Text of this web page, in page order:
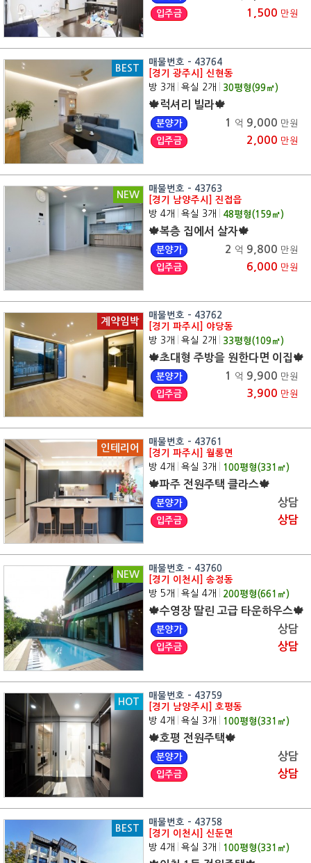
입주금
1,500 만원
BEST
매물번호 - 43764
[경기 광주시] 신현동
방 3개
욕실 2개 30평형(99㎡)
🍁럭셔리 빌라🍁
분양가 1 억 9,000 만원
입주금
2,000 만원
NEW
매물번호 - 43763
[경기 남양주시] 진접읍
방 4개
욕실 3개 48평형(159㎡)
🍁복층 집에서 살자🍁
분양가 2 억 9,800 만원
입주금
6,000 만원
계약임박
매물번호 - 43762
[경기 파주시] 야당동
방 3개
욕실 2개 33평형(109㎡)
🍁초대형 주방을 원한다면 이집🍁
분양가 1 억 9,900 만원
입주금
3,900 만원
인테리어
매물번호 - 43761
[경기 파주시] 월롱면
방 4개
욕실 3개 100평형(331 ㎡)
🍁파주 전원주택 클라스🍁
분양가 상담
입주금 상담
NEW
매물번호 - 43760
[경기 이천시] 송정동
방 5개
욕실 4개 200평형(661 ㎡)
🍁수영장 딸린 고급 타운하우스🍁
분양가 상담
입주금 상담
HOT
매물번호 - 43759
[경기 남양주시] 호평동
방 4개
욕실 3개 100평형(331 ㎡)
🍁호평 전원주택🍁
분양가 상담
입주금 상담
BEST
매물번호 - 43758
[경기 이천시] 신둔면
방 4개
욕실 3개 100평형(331 ㎡)